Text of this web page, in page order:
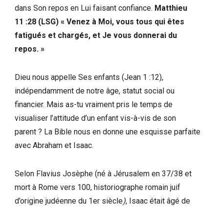
dans Son repos en Lui faisant confiance. Matthieu
11 :28 (LSG) « Venez à Moi, vous tous qui êtes
fatigués et chargés, et Je vous donnerai du
repos. »
Dieu nous appelle Ses enfants (Jean 1 :12),
indépendamment de notre âge, statut social ou
financier. Mais as-tu vraiment pris le temps de
visualiser l’attitude d’un enfant vis-à-vis de son
parent ? La Bible nous en donne une esquisse parfaite
avec Abraham et Isaac.
Selon Flavius Josèphe (né à Jérusalem en 37/38 et
mort à Rome vers 100, historiographe romain juif
d’origine judéenne du 1er siècle), Isaac était âgé de